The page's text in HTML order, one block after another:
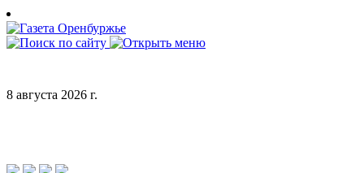
Skip
to
content
8 августа 2026 г.